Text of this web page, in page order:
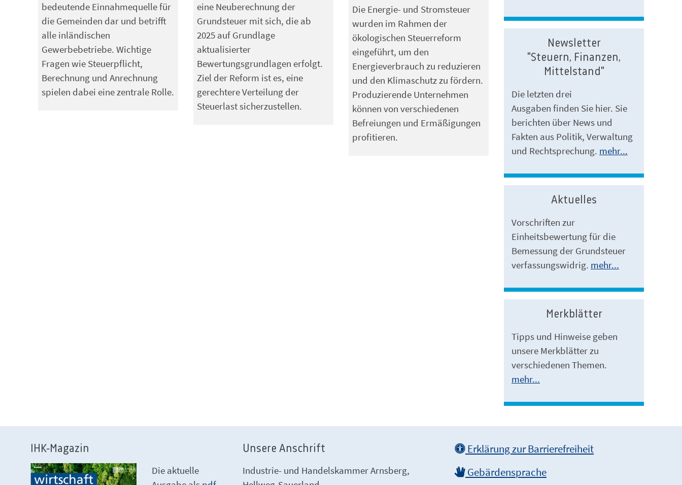
bedeutende Einnahmequelle für
die Gemeinden dar und betrifft
alle inländischen
Gewerbebetriebe. Wichtige
Fragen wie Steuerpflicht,
Berechnung und Anrechnung
spielen dabei eine zentrale Rolle.
eine Neuberechnung der
Grundsteuer mit sich, die ab
2025 auf Grundlage
aktualisierter
Bewertungsgrundlagen erfolgt.
Ziel der Reform ist es, eine
gerechtere Verteilung der
Steuerlast sicherzustellen.
Die Energie- und Stromsteuer
wurden im Rahmen der
ökologischen Steuerreform
eingeführt, um den
Energieverbrauch zu reduzieren
und den Klimaschutz zu fördern.
Produzierende Unternehmen
können von verschiedenen
Befreiungen und Ermäßigungen
profitieren.
Newsletter
"Steuern, Finanzen,
Mittelstand"
Die letzten drei
Ausgaben finden Sie hier. Sie
berichten über News und
Fakten aus Politik, Verwaltung
und Rechtsprechung. mehr...
Aktuelles
Vorschriften zur
Einheitsbewertung für die
Bemessung der Grundsteuer
verfassungswidrig. mehr...
Merkblätter
Tipps und Hinweise geben
unsere Merkblätter zu
verschiedenen Themen.
mehr...
IHK-Magazin
Die aktuelle
Unsere Anschrift
Industrie- und Handelskammer Arnsberg,
Erklärung zur Barrierefreiheit
Gebärdensprache